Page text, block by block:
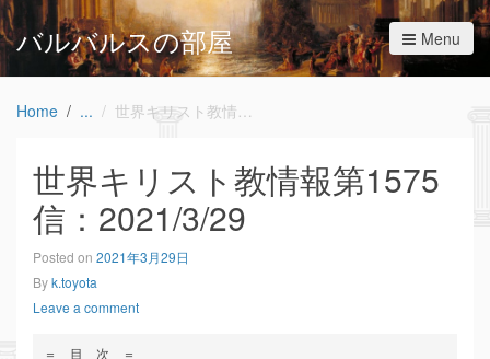
バルバルスの部屋 Menu
Home 世界キリスト教情報第1575信：2021/3/29
世界キリスト教情報第1575
信：2021/3/29
Posted on 2021年3月29日
Byk.toyota
Leave a comment
＝　目　次　＝